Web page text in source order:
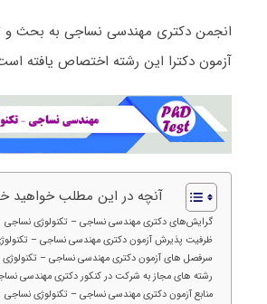
انجمن دکتری مهندسی نساجی به بحث و
آزمون دکترا این رشته اختصاص یافته
آنچه در این مطلب خواهید
گرایش‌های دکتری مهندسی نساجی – تکنولوژی نساجی
ظرفیت پذیرش آزمون دکتری مهندسی نساجی –
سرفصل های آزمون دکتری مهندسی نساجی –
رشته های مجاز به شرکت در کنکور دکتری مهندسی
منابع آزمون دکتری مهندسی نساجی – تکنولوژی نساجی